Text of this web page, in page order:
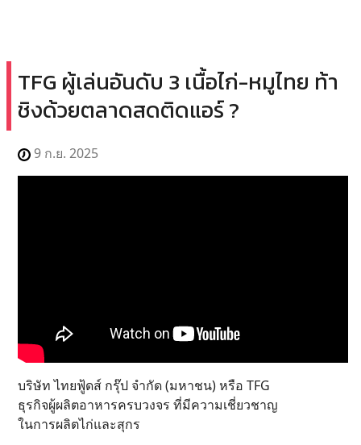
TFG ผู้เล่นอันดับ 3 เนื้อไก่-หมูไทย ท้า
ชิงด้วยตลาดสดติดแอร์ ?
9 ก.ย. 2025
บริษัท ไทยฟู้ดส์ กรุ๊ป จำกัด (มหาชน) หรือ TFG
ธุรกิจผู้ผลิตอาหารครบวงจร ที่มีความเชี่ยวชาญ
ในการผลิตไก่และสุกร